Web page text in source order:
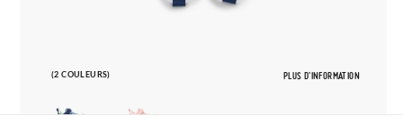
(2 COULEURS) PLUS D'INFORMATION